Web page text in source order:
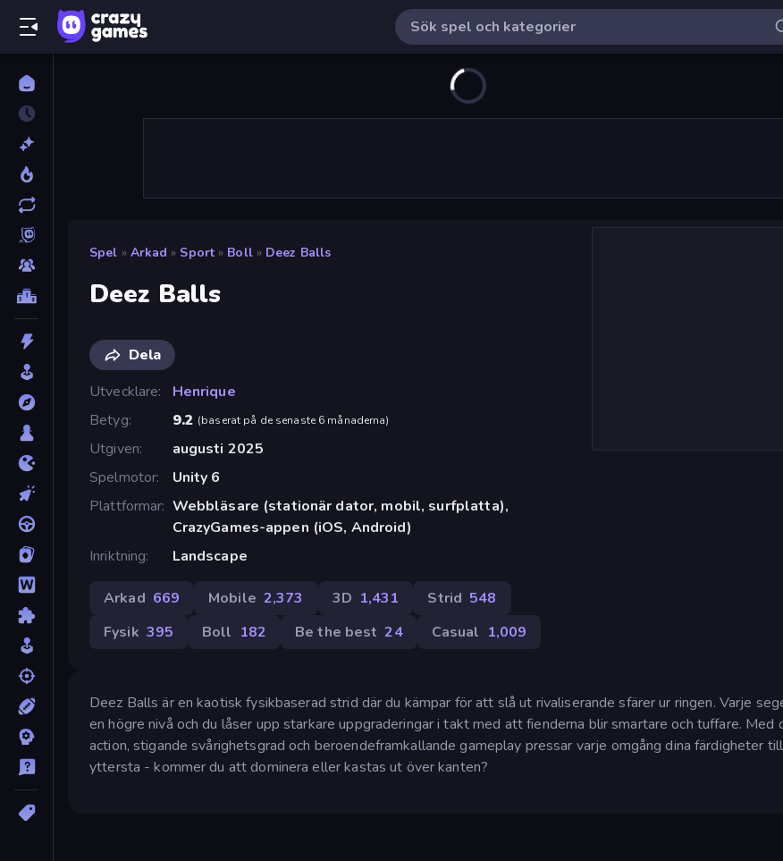
Spel » Arkad » Sport » Boll » Deez Balls
Deez Balls
Dela
Utvecklare
Henrique
Betyg
9.2 (baserat på de senaste 6 månaderna)
Utgiven
augusti 2025
Spelmotor
Unity 6
Plattformar Webbläsare (stationär dator, mobil, surfplatta),
CrazyGames-appen (iOS, Android)
Inriktning
Landscape
Arkad 669 Mobile 2,373 3D 1,431 Strid 548
Fysik 395 Boll 182 Be the best 24 Casual 1,009
Deez Balls är en kaotisk fysikbaserad strid där du kämpar för att slå ut rivaliserande sfärer ur ringen. Varje
en högre nivå och du låser upp starkare uppgraderingar i takt med att fienderna blir smartare och tuffare. Med
action, stigande svårighetsgrad och beroendeframkallande gameplay pressar varje omgång dina färdigheter
yttersta - kommer du att dominera eller kastas ut över kanten?